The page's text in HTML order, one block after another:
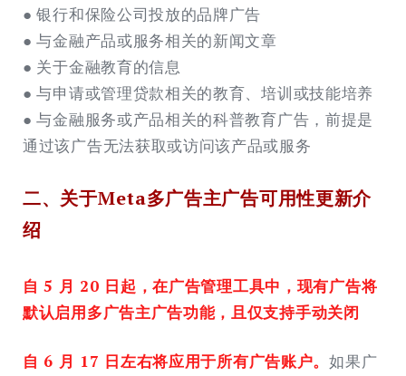
● 银行和保险公司投放的品牌广告
● 与金融产品或服务相关的新闻文章
● 关于金融教育的信息
● 与申请或管理贷款相关的教育、培训或技能培养
● 与金融服务或产品相关的科普教育广告，前提是
通过该广告无法获取或访问该产品或服务
二、 关于Meta多广告主广告可用性更新介
绍
自 5 月 20 日起，在广告管理工具中，现有广告将
默认启用多广告主广告功能，且仅支持手动关闭
自 6 月 17 日左右将应用于所有广告账户。如果广